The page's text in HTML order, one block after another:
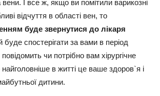
І все ж, якщо ви помітили варикозні
відчуття в області вен, то
буде звернутися до лікаря
буде спостерігати за вами в період
повідомить чи потрібно вам хірургічне
в житті це ваше здоров`я і
дитини.